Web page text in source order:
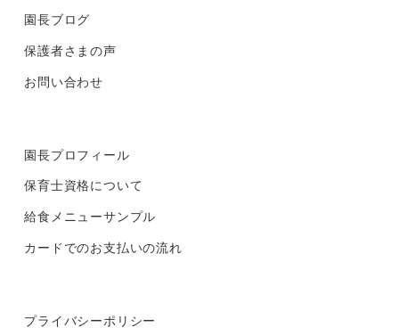
園長ブログ
保護者さまの声
お問い合わせ
園長プロフィール
保育士資格について
給食メニューサンプル
カードでのお支払いの流れ
プライバシーポリシー